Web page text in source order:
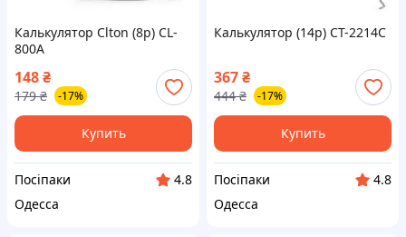
Калькулятор Clton (8р) CL-
800A
148₴
179 ₴ -17%
Купить
Посіпаки
4.8
Одесса
Калькулятор (14р) CT-2214C
367₴
444 ₴ -17%
Купить
Посіпаки
4.8
Одесса